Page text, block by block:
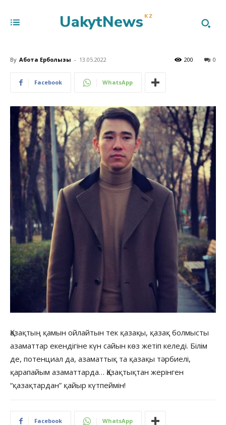
UakytNews KZ
By Ақбота Ерболқызы - 13.05.2022 0
200
Facebook WhatsApp
Қазақтың қамын ойлайтын тек қазақы, қазақ болмысты
азаматтар екендігіне күн сайын көз жетіп келеді. Білім
де, потенциал да, азаматтық та қазақы тәрбиелі,
қарапайым азаматтарда… Қазақтықтан жерінген
“қазақтардан” қайыр күтпеймін!
Facebook WhatsApp